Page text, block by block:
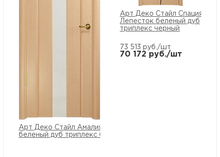
Арт Деко Стайл Амалия-1
беленый дуб триплекс белый
Арт Деко Стайл Спация
Лепесток беленый дуб
триплекс черный
73 513 руб./шт
70 172 руб./шт